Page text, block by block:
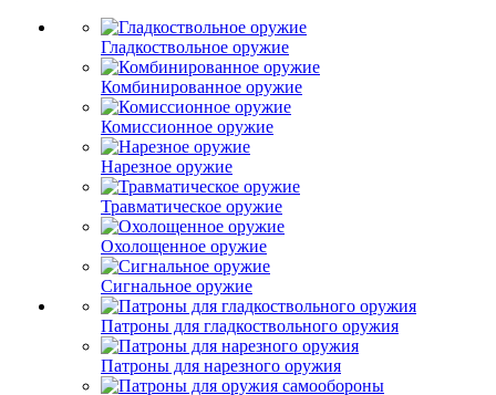
Гладкоствольное оружие
Комбинированное оружие
Комиссионное оружие
Нарезное оружие
Травматическое оружие
Охолощенное оружие
Сигнальное оружие
Патроны для гладкоствольного оружия
Патроны для нарезного оружия